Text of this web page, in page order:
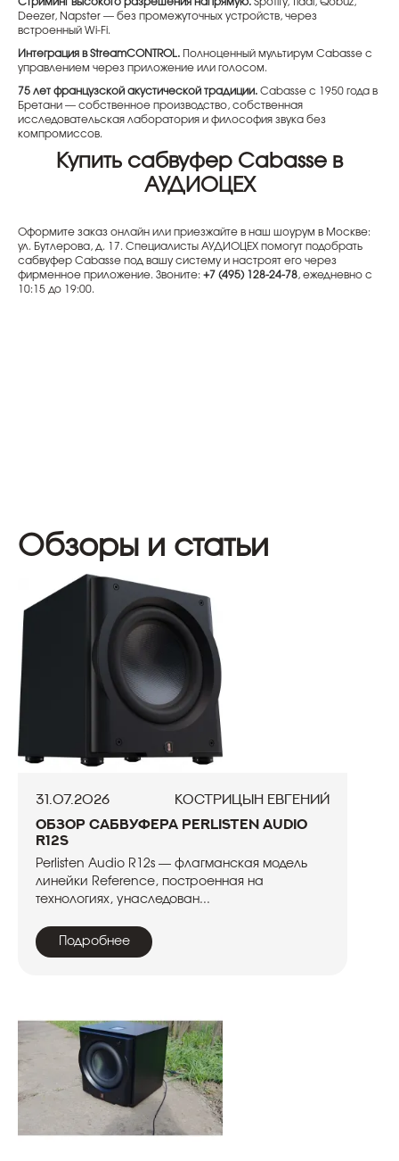
Deezer, Napster — без промежуточных устройств, через
встроенный Wi-Fi.
Интеграция в StreamCONTROL. Полноценный мультирум Cabasse с
управлением через приложение или голосом.
75 лет французской акустической традиции. Cabasse с 1950 года в
Бретани — собственное производство, собственная
исследовательская лаборатория и философия звука без
компромиссов.
Купить сабвуфер Cabasse в
АУДИОЦЕХ
Оформите заказ онлайн или приезжайте в наш шоурум в Москве:
ул. Бутлерова, д. 17. Специалисты АУДИОЦЕХ помогут подобрать
сабвуфер Cabasse под вашу систему и настроят его через
фирменное приложение. Звоните: +7 (495) 128-24-78, ежедневно с
10:15 до 19:00.
Обзоры и статьи
31.07.2026
Кострицын Евгений
Обзор сабвуфера Perlisten Audio
R12s
Perlisten Audio R12s — флагманская модель
линейки Reference, построенная на
технологиях, унаследован...
Подробнее